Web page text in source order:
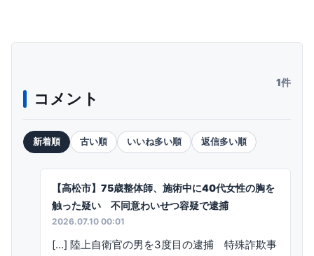
コメント
1件
新着順 古い順 いいね多い順 返信多い順
【高松市】75歳整体師、施術中に40代女性の胸を
触った疑い 不同意わいせつ容疑で逮捕
2026.07.10 00:01
[…] 陸上自衛官の男を3度目の逮捕 特殊詐欺事